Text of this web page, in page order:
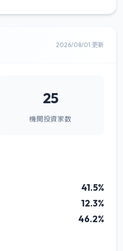
2026/08/01 更新
25
機関投資家数
41.5%
12.3%
46.2%